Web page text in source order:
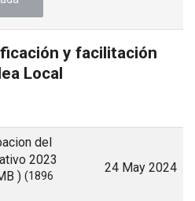
y facilitación
Local
del
2023
) (1896
24 May 2024